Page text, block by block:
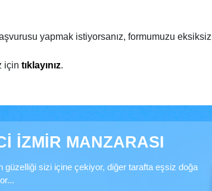
yapmak istiyorsanız, formumuzu
için tıklayınız.
İZMİR MANZARASI
güzelliği sizi içine çekiyor, diğer tarafta eşsiz doğa